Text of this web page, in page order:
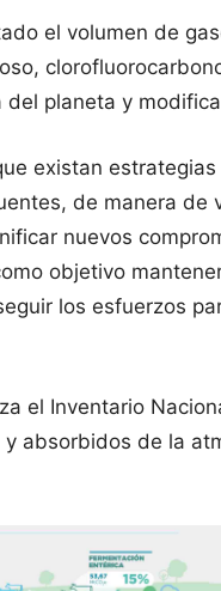
el volumen de
planeta y
existan
de manera
nuevos
objetivo
los esfuerzos
el Inventario
absorbidos de la